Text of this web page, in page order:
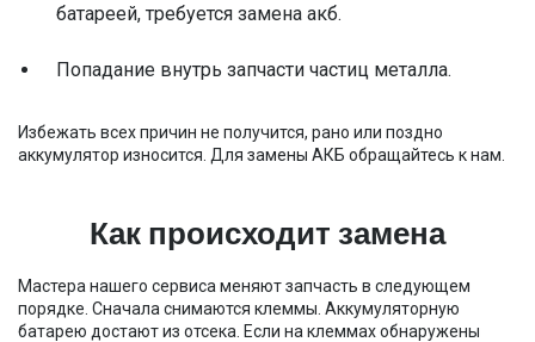
батареей, требуется замена акб.
Попадание внутрь запчасти частиц металла.
Избежать всех причин не получится, рано или поздно
аккумулятор износится. Для замены АКБ обращайтесь к нам.
Как происходит замена
Мастера нашего сервиса меняют запчасть в следующем
порядке. Сначала снимаются клеммы. Аккумуляторную
батарею достают из отсека. Если на клеммах обнаружены